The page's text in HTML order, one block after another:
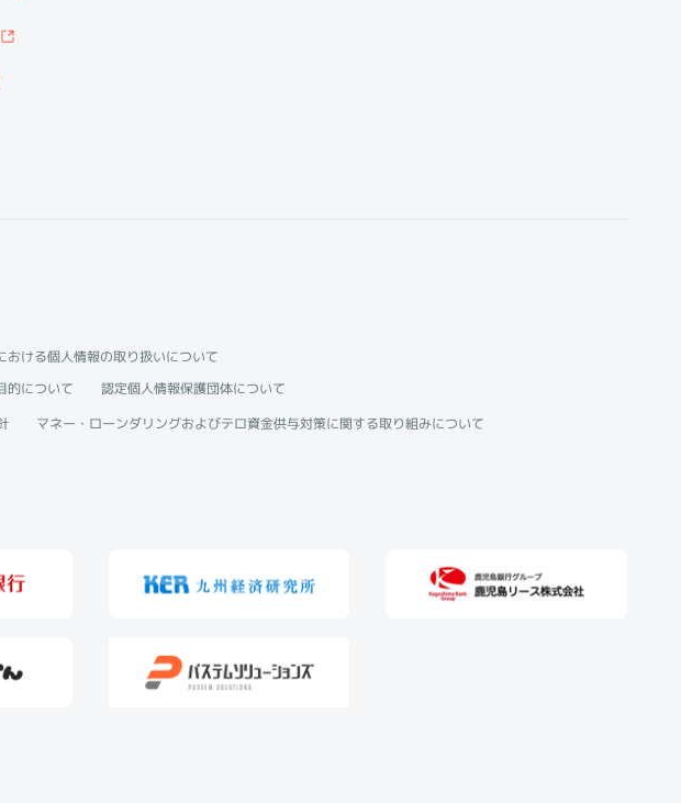
おける個人情報の取り扱いについて
的について
認定個人情報保護団体について
マネー・ローンダリングおよびテロ資金供与対策に関する取り組みについて